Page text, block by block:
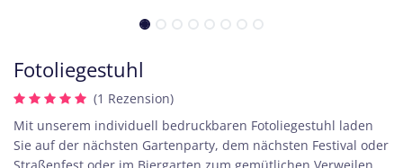
Fotoliegestuhl
(1 Rezension)
Mit unserem individuell bedruckbaren Fotoliegestuhl laden
Sie auf der nächsten Gartenparty, dem nächsten Festival oder